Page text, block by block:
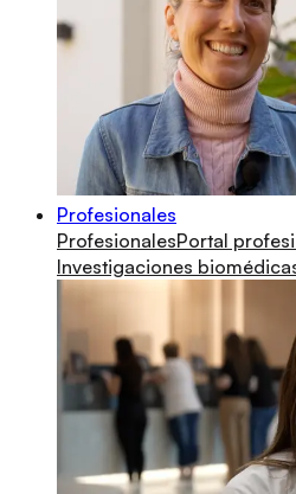
Profesionales
ProfesionalesPortal
Investigaciones